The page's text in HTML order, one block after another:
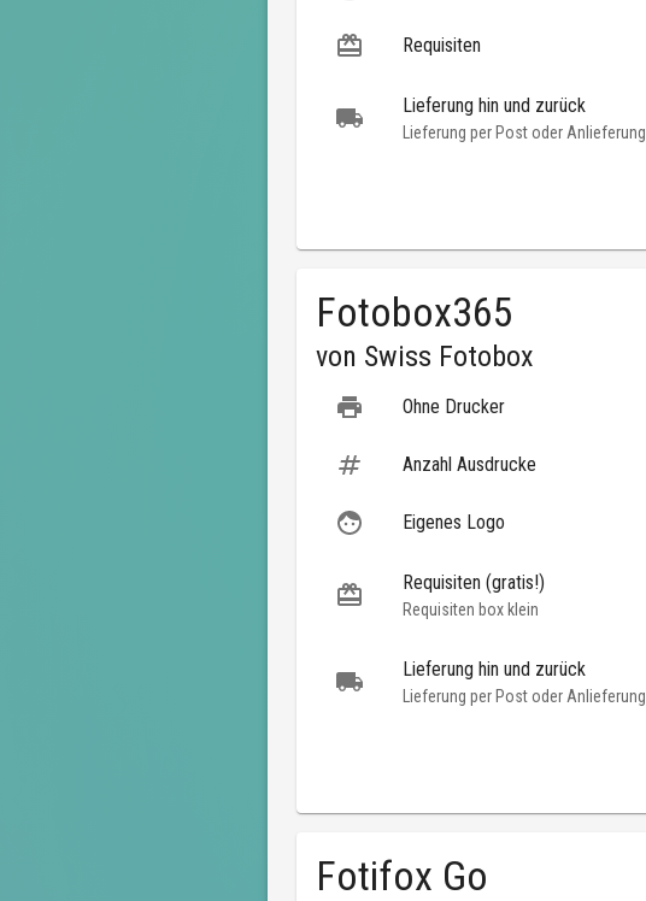
Requisiten
Lieferung hin und zurück
Lieferung per Post oder Anlieferung
Fotobox365
von Swiss Fotobox
Ohne Drucker
Anzahl Ausdrucke
Eigenes Logo
Requisiten (gratis!)
Requisiten box klein
Lieferung hin und zurück
Lieferung per Post oder Anlieferung
Fotifox Go